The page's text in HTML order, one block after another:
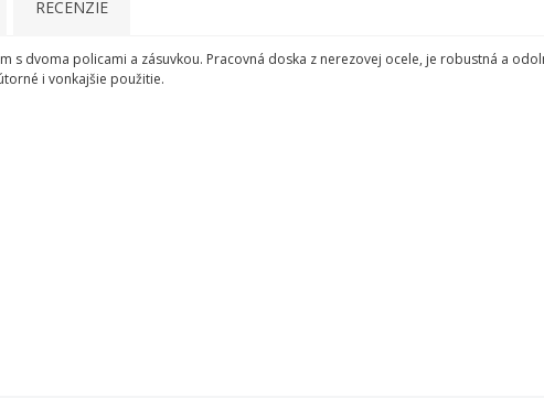
RECENZIE
s dvoma policami a zásuvkou. Pracovná doska z nerezovej ocele, je robustná a
i vonkajšie použitie.